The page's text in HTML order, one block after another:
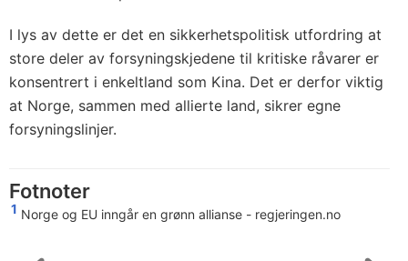
I lys av dette er det en sikkerhetspolitisk utfordring at
store deler av forsyningskjedene til kritiske råvarer er
konsentrert i enkeltland som Kina. Det er derfor viktig
at Norge, sammen med allierte land, sikrer egne
forsyningslinjer.
Fotnoter
1 Norge og EU inngår en grønn allianse - regjeringen.no